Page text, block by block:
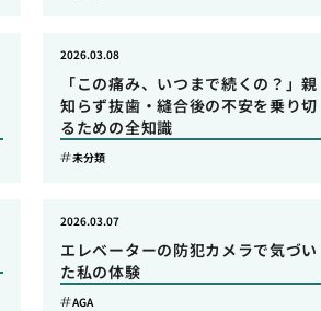
「この痛み、いつまで続くの？」親
知らず抜歯・縫合後の不安を乗り切
るための全知識
2026.03.08
未分類
エレベーターの防犯カメラで気づい
た私の体験
2026.03.07
AGA